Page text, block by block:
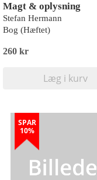
Magt & oplysning
Stefan Hermann
Bog (Hæftet)
260 kr
Læg i kurv
SPAR
10%